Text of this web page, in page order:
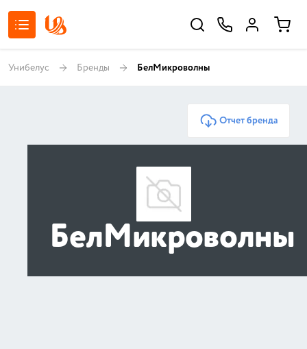
Унибелус Бренды БелМикроволны
Отчет бренда
БелМикроволны